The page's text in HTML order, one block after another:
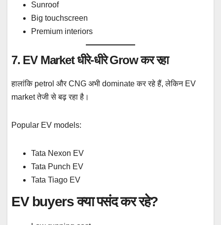
Sunroof
Big touchscreen
Premium interiors
7. EV Market धीरे-धीरे Grow कर रहा
हालांकि petrol और CNG अभी dominate कर रहे हैं, लेकिन EV
market तेजी से बढ़ रहा है।
Popular EV models:
Tata Nexon EV
Tata Punch EV
Tata Tiago EV
EV buyers क्या पसंद कर रहे?